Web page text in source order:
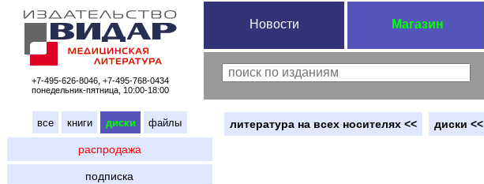
+7-495-626-8046, +7-495-768-0434
понедельник-пятница, 10:00-18:00
Новости Магазин
все книги диски файлы
распродажа
подписка
литература на всех носителях << диски <<